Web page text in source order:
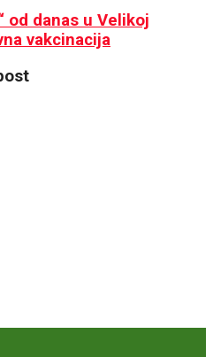
od danas u Velikoj
vakcinacija